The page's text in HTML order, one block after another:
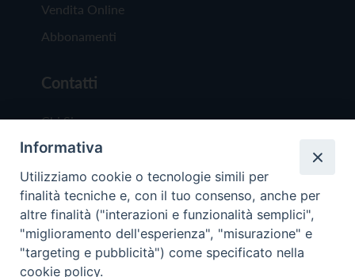
Vendita Online
Abbonamenti
Contatti
Chi Siamo
Redazione
Scrivici
Informativa
Utilizziamo cookie o tecnologie simili per
finalità tecniche e, con il tuo consenso, anche per
altre finalità ("interazioni e funzionalità semplici",
"miglioramento dell'esperienza", "misurazione" e
"targeting e pubblicità") come specificato nella
cookie policy.